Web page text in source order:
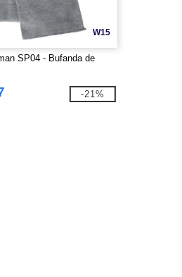
W15
SP04 - Bufanda de
-21%